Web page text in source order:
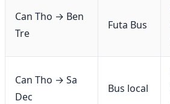
Can Tho → Ben
Tre
Futa Bus
Can Tho → Sa
Dec
Bus local